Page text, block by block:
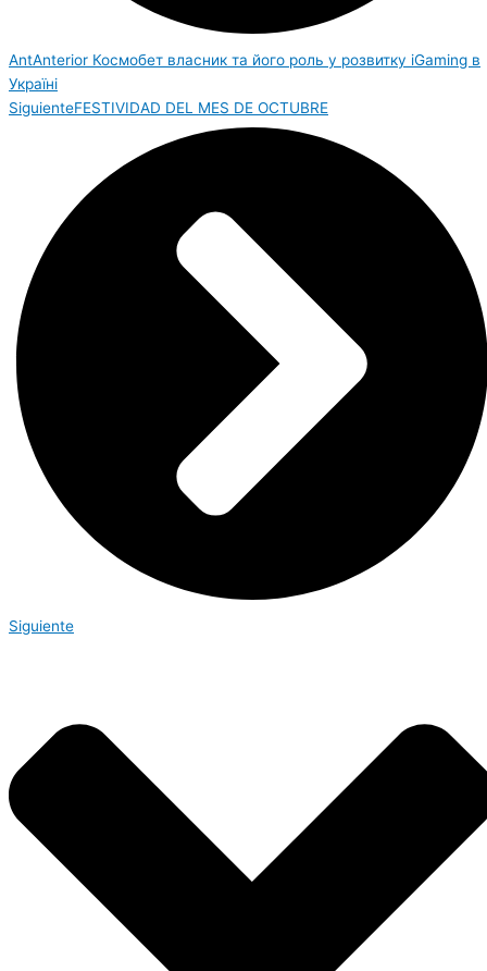
AntAnterior Космобет власник та його роль у розвитку iGaming в
Україні
SiguienteFESTIVIDAD DEL MES DE OCTUBRE
Siguiente